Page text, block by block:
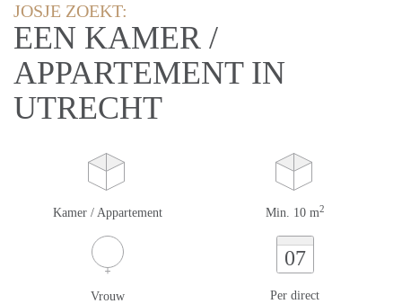
JOSJE ZOEKT:
EEN KAMER /
APPARTEMENT IN
UTRECHT
Kamer / Appartement Min. 10 m2
Vrouw
07
Per direct